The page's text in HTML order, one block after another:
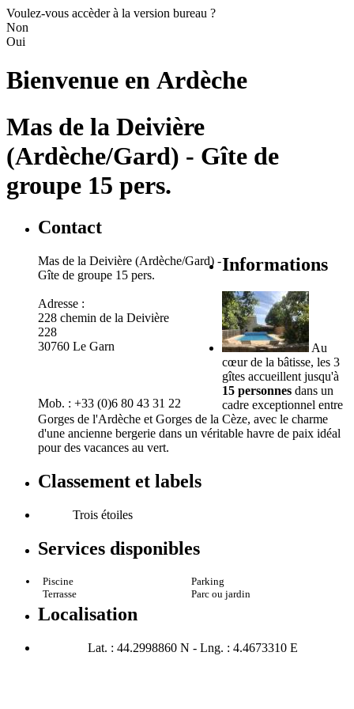
Voulez-vous accèder à la version bureau ?
Non
Oui
Bienvenue en Ardèche
Mas de la Deivière
(Ardèche/Gard) - Gîte de
groupe 15 pers.
Contact
Mas de la Deivière (Ardèche/Gard) -
Gîte de groupe 15 pers.
Adresse :
228 chemin de la Deivière
228
30760 Le Garn
Mob. : +33 (0)6 80 43 31 22
Informations
Au
cœur de la bâtisse, les 3
gîtes accueillent jusqu'à
15 personnes dans un
cadre exceptionnel entre
Gorges de l'Ardèche et Gorges de la Cèze, avec le charme
d'une ancienne bergerie dans un véritable havre de paix idéal
pour des vacances au vert.
Classement et labels
Trois étoiles
Services disponibles
Piscine
Parking
Terrasse
Parc ou jardin
Localisation
Lat. : 44.2998860 N - Lng. : 4.4673310 E